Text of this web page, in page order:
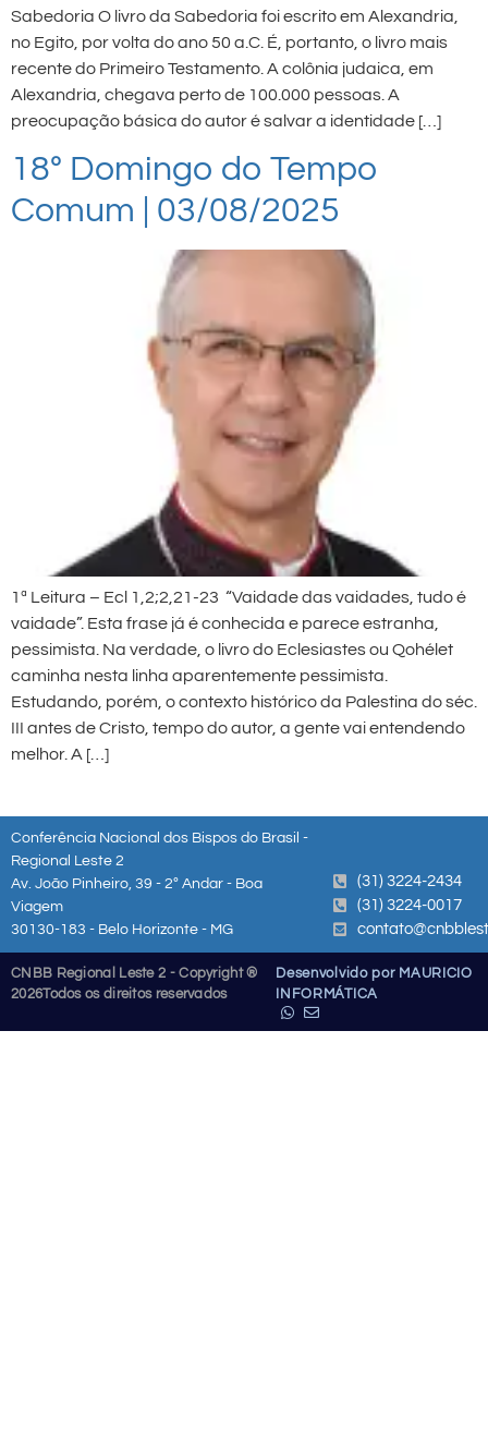
Sabedoria O livro da Sabedoria foi escrito em Alexandria,
no Egito, por volta do ano 50 a.C. É, portanto, o livro mais
recente do Primeiro Testamento. A colônia judaica, em
Alexandria, chegava perto de 100.000 pessoas. A
preocupação básica do autor é salvar a identidade […]
18º Domingo do Tempo
Comum | 03/08/2025
1ª Leitura – Ecl 1,2;2,21-23 “Vaidade das vaidades, tudo é
vaidade”. Esta frase já é conhecida e parece estranha,
pessimista. Na verdade, o livro do Eclesiastes ou Qohélet
caminha nesta linha aparentemente pessimista.
Estudando, porém, o contexto histórico da Palestina do séc.
III antes de Cristo, tempo do autor, a gente vai entendendo
melhor. A […]
Conferência Nacional dos Bispos do Brasil -
Regional Leste 2
Av. João Pinheiro, 39 - 2º Andar - Boa
Viagem
30130-183 - Belo Horizonte - MG
(31) 3224-2434
(31) 3224-0017
CNBB Regional Leste 2 - Copyright ®
2026Todos os direitos reservados
Desenvolvido por MAURICIO
INFORMÁTICA